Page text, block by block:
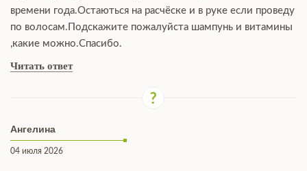
времени года.Остаються на расчёске и в руке если проведу
по волосам.Подскажите пожалуйста шампунь и витамины
,какие можно.Спасибо.
Читать ответ
Ангелина
04 июля 2026